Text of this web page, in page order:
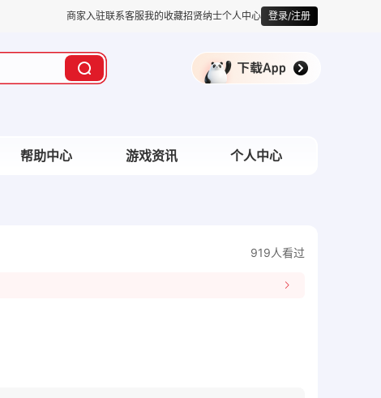
商家入驻联系客服我的收藏招贤纳士个人中心 登录/注册
帮助中心 游戏资讯 个人中心
919人看过